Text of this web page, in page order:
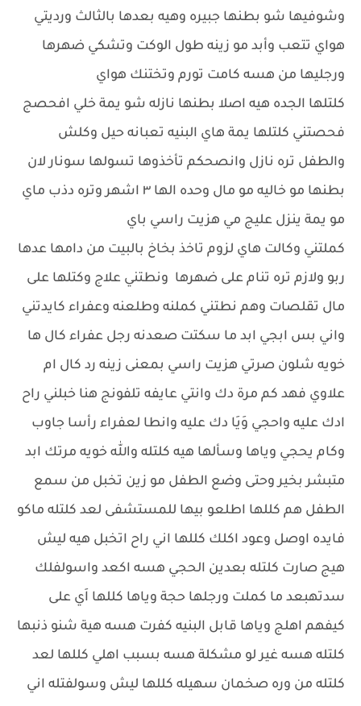
وشوفيها شو بطنها جبيره وهيه بعدها بالثالث ورديتي
هواي تتعب وأبد مو زينه طول الوكت وتشكي ضهرها
ورجليها من هسه كامت تورم وتختنك هواي
كلتلها الجده هيه اصلا بطنها نازله شو يمة خلي افحصج
فحصتني كلتلها يمة هاي البنيه تعبانه حيل وكلش
والطفل تره نازل وانصحكم تأخذوها تسولها سونار لان
بطنها مو خاليه مو مال وحده الها ٣ اشهر وتره دذب ماي
مو يمة ينزل عليج مي هزيت راسي باي
كملتني وكالت هاي لزوم تاخذ بخاخ بالبيت من دامها عدها
ربو ولازم تره تنام على ضهرها ونطتني علاج وكتلها على
مال تقلصات وهم نطتني كملنه وطلعنه وعفراء كايدتني
واني بس ابجي ابد ما سكتت صعدنه رجل عفراء كال ها
خويه شلون صرتي هزيت راسي بمعنى زينه رد كال ام
علاوي فهد كم مرة دك وانتي عايفه تلفونج هنا خبلني راح
ادك عليه واحجي وَيَا دك عليه وانطا لعفراء رأسا جاوب
وكام يحجي وياها وسألها هيه كلتله والله خويه مرتك ابد
متبشر بخير وحتى وضع الطفل مو زين تخبل من سمع
الطفل هم كللها اطلعو بيها للمستشفى لعد كلتله ماكو
فايده اوصل وعود اكلك كللها اني راح اتخبل هيه ليش
هيج صارت كلتله بعدين الحجي هسه اكعد واسولفلك
سدتهبعد ما كملت ورجلها حجة وياها كللها اَي على
كيفهم اهلج وياها قابل البنيه كفرت هسه هية شنو ذنبها
كلتله هسه غير لو مشكلة هسه بسبب اهلي كللها لعد
كلتله من وره صخمان سهيله كللها ليش وسولفتله اني